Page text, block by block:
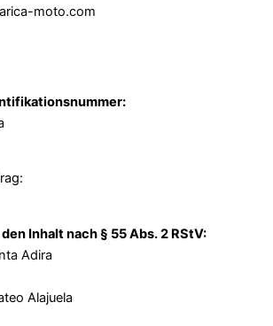
moto.com
Inhalt nach § 55 Abs. 2 RStV:
Adira
Alajuela